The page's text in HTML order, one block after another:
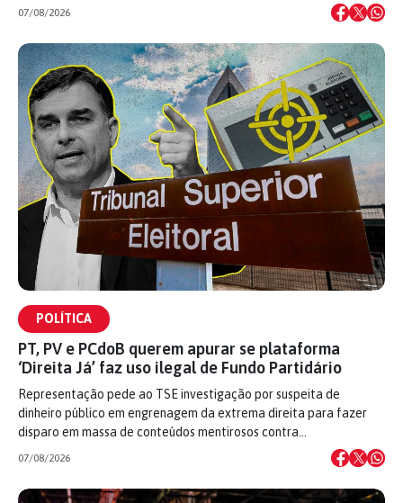
07/08/2026
POLÍTICA
PT, PV e PCdoB querem apurar se plataforma
‘Direita Já’ faz uso ilegal de Fundo Partidário
Representação pede ao TSE investigação por suspeita de
dinheiro público em engrenagem da extrema direita para fazer
disparo em massa de conteúdos mentirosos contra…
07/08/2026